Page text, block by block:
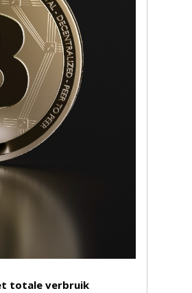
totale verbruik